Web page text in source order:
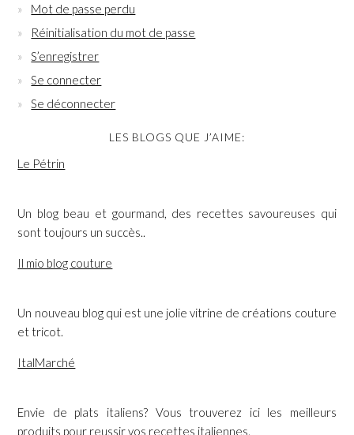
Mot de passe perdu
Réinitialisation du mot de passe
S’enregistrer
Se connecter
Se déconnecter
LES BLOGS QUE J’AIME:
Le Pétrin
Un blog beau et gourmand, des recettes savoureuses qui
sont toujours un succès..
Il mio blog couture
Un nouveau blog qui est une jolie vitrine de créations couture
et tricot.
ItalMarché
Envie de plats italiens? Vous trouverez ici les meilleurs
produits pour reussir vos recettes italiennes.